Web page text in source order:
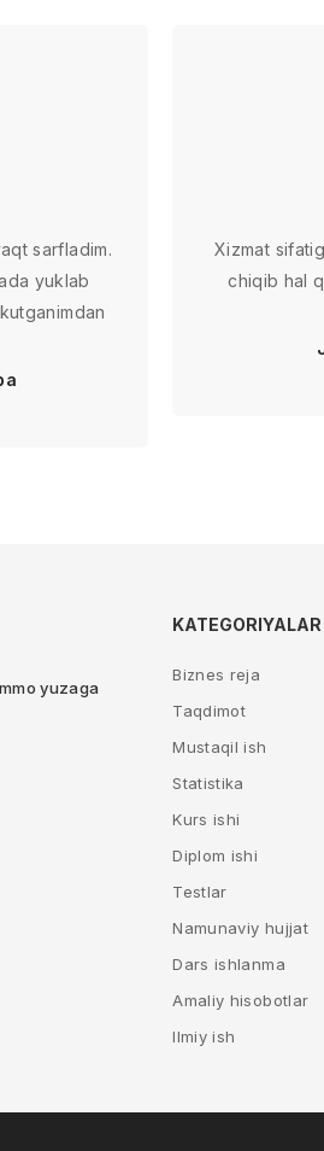
sarfladim.
yuklab
Xizmat
chiqib hal
yuzaga
KATEGORIYALAR
Biznes reja
Taqdimot
Mustaqil ish
Statistika
Kurs ishi
Diplom ishi
Testlar
Namunaviy hujjat
Dars ishlanma
Amaliy hisobotlar
Ilmiy ish